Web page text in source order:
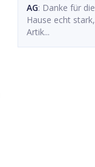
AG: Danke für
Hause echt
Artik...